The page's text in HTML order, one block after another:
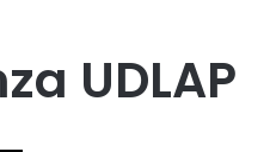
UDLAP